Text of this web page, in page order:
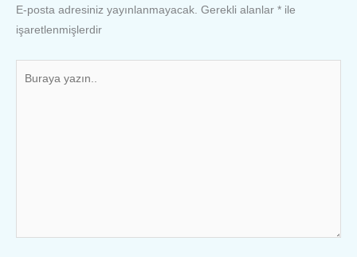
E-posta adresiniz yayınlanmayacak. Gerekli alanlar * ile
işaretlenmişlerdir